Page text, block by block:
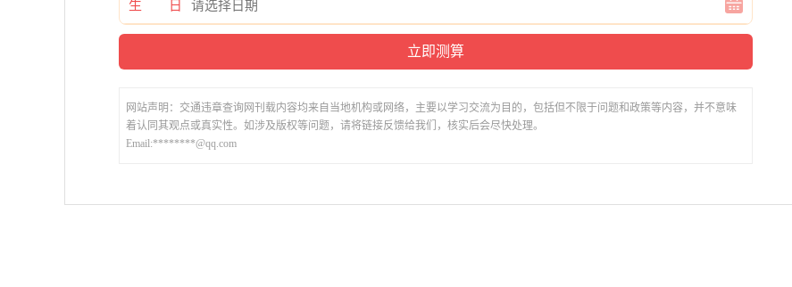
生 日
网站声明：交通违章查询网刊载内容均来自当地机构或网络，主要以学习交流为目的，包括但不限于问题和政策等内容，并不意味
着认同其观点或真实性。如涉及版权等问题，请将链接反馈给我们，核实后会尽快处理。
Email:********@qq.com